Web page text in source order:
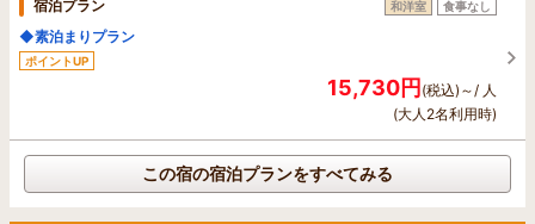
宿泊プラン 和洋室 食事なし
◆素泊まりプラン
ポイントUP
15,730円(税込)～/ 人
(大人2名利用時)
この宿の宿泊プランをすべてみる